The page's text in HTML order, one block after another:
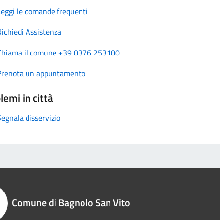
le domande frequenti
Assistenza
il comune +39 0376 253100
un appuntamento
in città
disservizio
Comune di Bagnolo San Vito